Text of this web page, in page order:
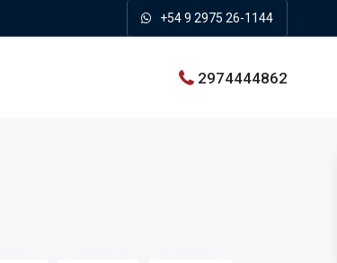
+54 9 2975 26-1144
2974444862